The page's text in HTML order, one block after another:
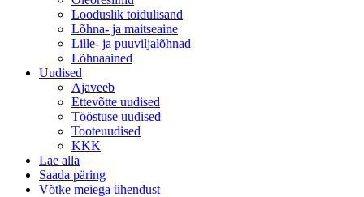
Looduslik toidulisand
Lõhna- ja maitseaine
Lille- ja puuviljalõhnad
Lõhnaained
Uudised
Ajaveeb
Ettevõtte uudised
Tööstuse uudised
Tooteuudised
KKK
Lae alla
Saada päring
Võtke meiega ühendust